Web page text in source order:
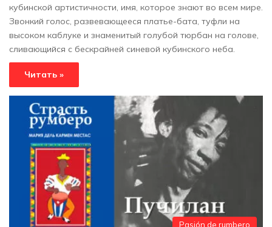
кубинской артистичности, имя, которое знают во всем мире.
Звонкий голос, развевающееся платье-бата, туфли на
высоком каблуке и знаменитый голубой тюрбан на голове,
сливающийся с бескрайней синевой кубинского неба.
Читать »
Pasión de rumbero